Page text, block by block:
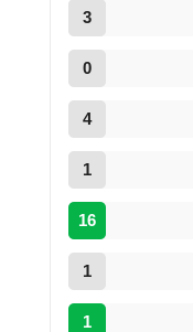
3
0
4
1
16
1
1